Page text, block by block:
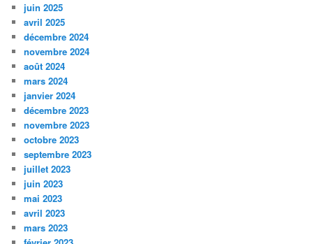
juin 2025
avril 2025
décembre 2024
novembre 2024
août 2024
mars 2024
janvier 2024
décembre 2023
novembre 2023
octobre 2023
septembre 2023
juillet 2023
juin 2023
mai 2023
avril 2023
mars 2023